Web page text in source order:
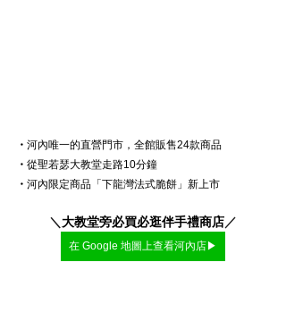
・ 河內唯一的直營門市，全館販售24款商品
・ 從聖若瑟大教堂走路10分鐘
・ 河內限定商品「下龍灣法式脆餅」新上市
＼大教堂旁必買必逛伴手禮商店／
在 Google 地圖上查看河內店▶